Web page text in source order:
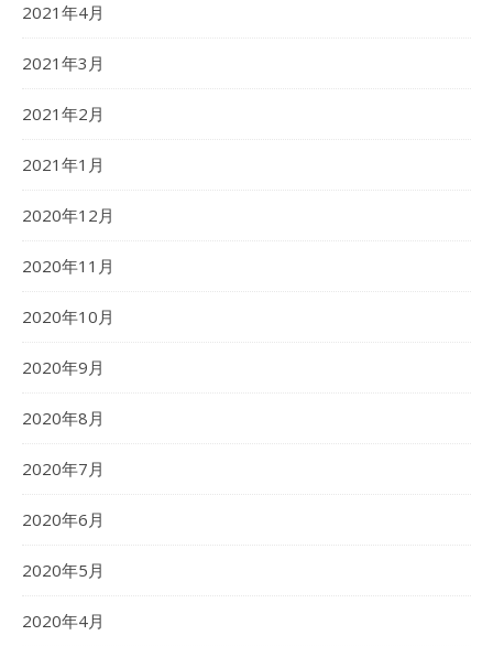
2021年4月
2021年3月
2021年2月
2021年1月
2020年12月
2020年11月
2020年10月
2020年9月
2020年8月
2020年7月
2020年6月
2020年5月
2020年4月